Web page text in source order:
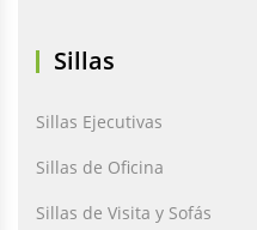
Sillas
Sillas Ejecutivas
Sillas de Oficina
Sillas de Visita y Sofás